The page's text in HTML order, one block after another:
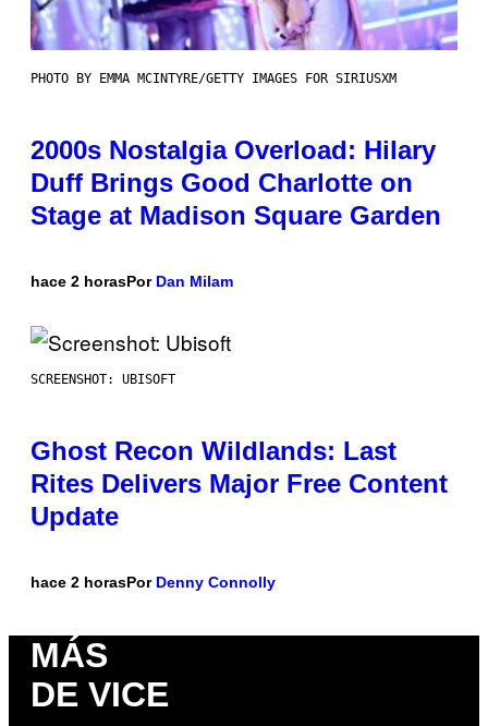
PHOTO BY EMMA MCINTYRE/GETTY IMAGES FOR SIRIUSXM
2000s Nostalgia Overload: Hilary
Duff Brings Good Charlotte on
Stage at Madison Square Garden
hace 2 horasPor Dan Milam
SCREENSHOT: UBISOFT
Ghost Recon Wildlands: Last
Rites Delivers Major Free Content
Update
hace 2 horasPor Denny Connolly
MÁS
DE VICE